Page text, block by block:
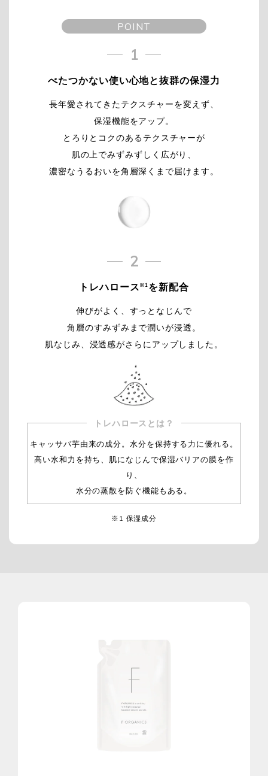
POINT
1
べたつかない使い心地と抜群の保湿力
長年愛されてきたテクスチャーを変えず、
保湿機能をアップ。
とろりとコクのあるテクスチャーが
肌の上でみずみずしく広がり、
濃密なうるおいを角層深くまで届けます。
2
トレハロース ※1 を新配合
伸びがよく、すっとなじんで
角層のすみずみまで潤いが浸透。
肌なじみ、浸透感がさらにアップしました。
トレハロースとは？
キャッサバ芋由来の成分。水分を保持する力に優れる。
高い水和力を持ち、肌になじんで保湿バリアの膜を作
り、
水分の蒸散を防ぐ機能もある。
※1 保湿成分